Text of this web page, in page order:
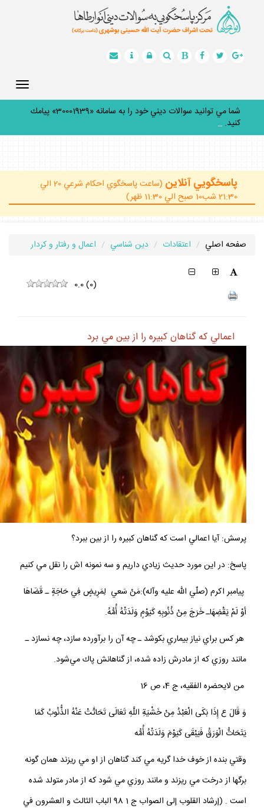
شما مي توانيد سوالات ديني خود را به سامانه «30001939» پيامك
كنيد. _
پاسخگويي آنلاين
(ساعت پاسخگوي احكام شرعي 20 الي
21:30 شب10 صبح الي 11:30 ظهر)
صفحه اصلي اعتقادات دين شناسي اعمال و رفتار و كردار
0.0(0)
اعمالي كه گناهان كبيره را از بين مي برد
پرسش: آيا اعمالي است كه گناهان كبيره را از بين ببرد؟
پاسخ: در اين مورد حديث زيادي داريم و سه نمونه اش را نقل مي كنيم
پيامبر اكرم (صلّي ‌‌الله عليه وآله):مَنْ سَعي لِمَرِيضٍ فِي حَاجَةٍ ـ قَضَاهَا
أوْ لَمْ يَقْضِهَاـ خَرَجَ مِنْ ذُنُوبِهِ كَيَوْمٍ وَلَدَتْهُ أُمُّهُ.
هر كس براي نياز بيماري بكوشد ـ چه آن را برآورده سازد، چه نسازد ـ
مانند روزي كه از مادرش زاده شده، از گناهانش پاك مي‌شود.
من لايحضره الفقيه، ج 4، ص 16
وَ قَالَ ع إِذَا بَكَى الْعَبْدُ مِنْ خَشْيَةِ اللَّهِ تَعَالَى تَحَاتَّتْ عَنْهُ الذُّنُوبُ كَمَا
يَتَحَاتُّ الْوَرَقُ فَيَبْقَى كَيَوْمَ وَلَدَتْهُ أُمُّه
وقتي بنده از خوف خدا گريه مي كند گناهان از او مي ريزند همان گونه
برگها از درخت مي ريزند و مانند روزي مي شود كه از مادر متولد شده
است . (إرشاد القلوب إلى الصواب ج 1 98 الباب الثالث و العشرون في